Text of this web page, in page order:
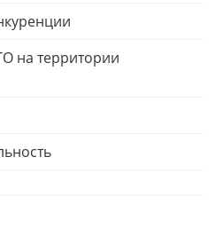
на территории